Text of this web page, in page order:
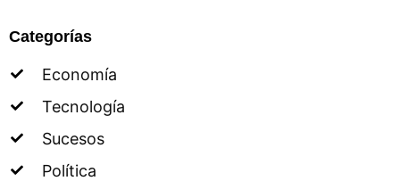
Categorías
Economía
Tecnología
Sucesos
Política